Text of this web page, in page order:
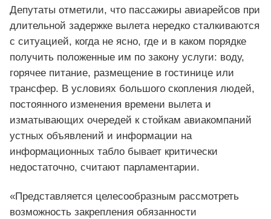
Депутаты отметили, что пассажиры авиарейсов при
длительной задержке вылета нередко сталкиваются
с ситуацией, когда не ясно, где и в каком порядке
получить положенные им по закону услуги: воду,
горячее питание, размещение в гостинице или
трансфер. В условиях большого скопления людей,
постоянного изменения времени вылета и
изматывающих очередей к стойкам авиакомпаний
устных объявлений и информации на
информационных табло бывает критически
недостаточно, считают парламентарии.
«Представляется целесообразным рассмотреть
возможность закрепления обязанности